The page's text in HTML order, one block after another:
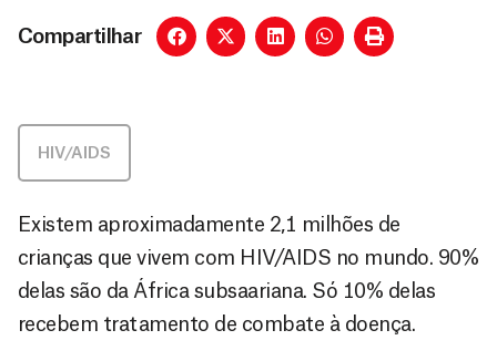
Compartilhar
HIV/AIDS
Existem aproximadamente 2,1 milhões de
crianças que vivem com HIV/AIDS no mundo. 90%
delas são da África subsaariana. Só 10% delas
recebem tratamento de combate à doença.